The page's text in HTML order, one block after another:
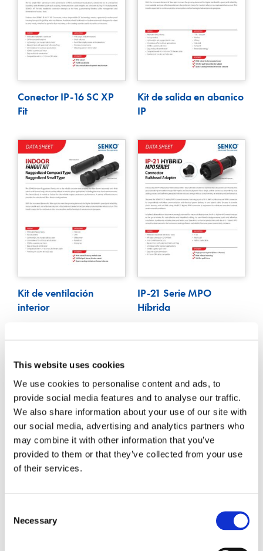
This website uses cookies
We use cookies to personalise content and ads, to
provide social media features and to analyse our traffic.
We also share information about your use of our site with
our social media, advertising and analytics partners who
may combine it with other information that you’ve
provided to them or that they’ve collected from your use
of their services.
Selection
Necessary
Conector IP-16 SC XP
Fit
Kit de salida en abanico
IP
Kit de ventilación
interior
IP-21 Serie MPO
Híbrida
Fichas técnicas MPO